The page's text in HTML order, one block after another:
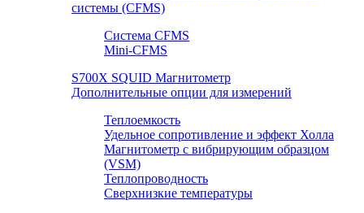
системы (CFMS)
Система CFMS
Mini-CFMS
S700X SQUID Магнитометр
Дополнительные опции для измерений
Теплоемкость
Удельное сопротивление и эффект Холла
Магнитометр с вибрирующим образцом
(VSM)
Теплопроводность
Сверхнизкие температуры